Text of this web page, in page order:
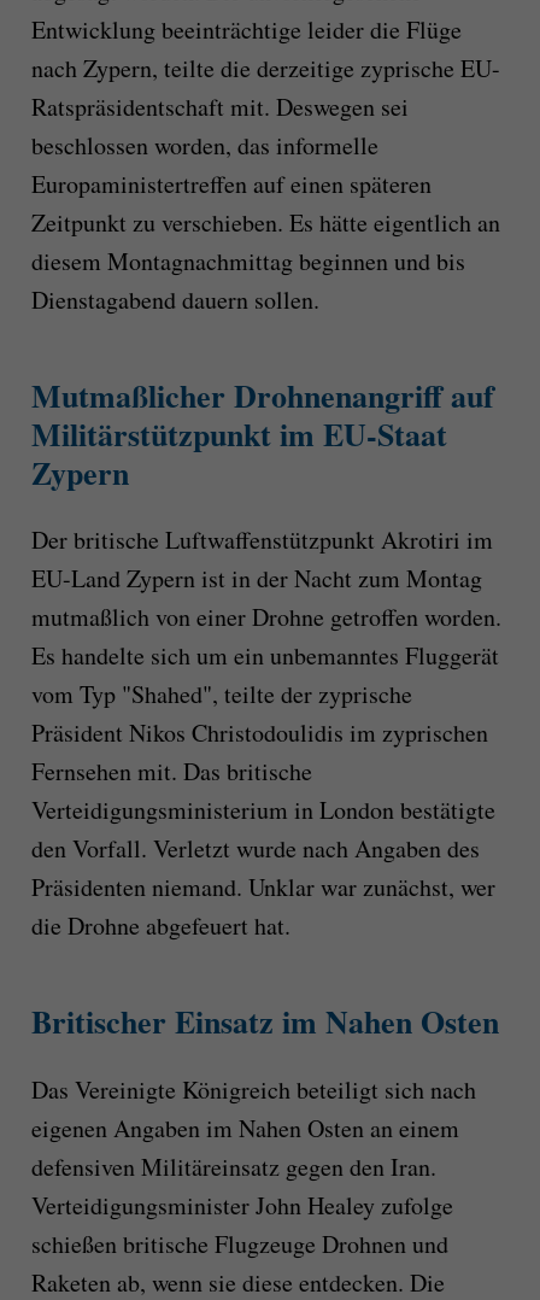
Entwicklung beeinträchtige leider die Flüge
nach Zypern, teilte die derzeitige zyprische EU-
Ratspräsidentschaft mit. Deswegen sei
beschlossen worden, das informelle
Europaministertreffen auf einen späteren
Zeitpunkt zu verschieben. Es hätte eigentlich an
diesem Montagnachmittag beginnen und bis
Dienstagabend dauern sollen.
Mutmaßlicher Drohnenangriff auf
Militärstützpunkt im EU-Staat
Zypern
Der britische Luftwaffenstützpunkt Akrotiri im
EU-Land Zypern ist in der Nacht zum Montag
mutmaßlich von einer Drohne getroffen worden.
Es handelte sich um ein unbemanntes Fluggerät
vom Typ "Shahed", teilte der zyprische
Präsident Nikos Christodoulidis im zyprischen
Fernsehen mit. Das britische
Verteidigungsministerium in London bestätigte
den Vorfall. Verletzt wurde nach Angaben des
Präsidenten niemand. Unklar war zunächst, wer
die Drohne abgefeuert hat.
Britischer Einsatz im Nahen Osten
Das Vereinigte Königreich beteiligt sich nach
eigenen Angaben im Nahen Osten an einem
defensiven Militäreinsatz gegen den Iran.
Verteidigungsminister John Healey zufolge
schießen britische Flugzeuge Drohnen und
Raketen ab, wenn sie diese entdecken. Die